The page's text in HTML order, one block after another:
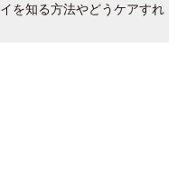
を知る方法やどうケアすれ